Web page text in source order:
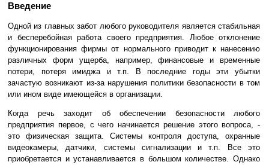
Введение
Одной из главных забот любого руководителя является стабильная
и бесперебойная работа своего предприятия. Любое отклонение
функционирования фирмы от нормального приводит к нанесению
различных форм ущерба, например, финансовые и временные
потери, потеря имиджа и т.п. В последние годы эти убытки
зачастую возникают из-за нарушения политики безопасности в том
или ином виде имеющейся в организации.
Когда речь заходит об обеспечении безопасности любого
предприятия первое, с чего начинается решение этого вопроса, -
это физическая защита. Системы контроля доступа, охранные
видеокамеры, датчики, системы сигнализации и т.п. Все это
приобретается и устанавливается в большом количестве. Однако